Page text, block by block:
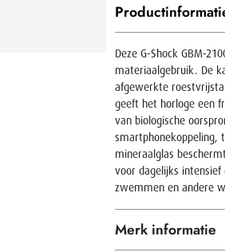
Deze G-Shock GBM-
materiaalgebruik. De
afgewerkte
geeft het horloge een
van biologische
smartphonekoppeling,
mineraalglas
voor dagelijks
zwemmen en andere
Merk informatie